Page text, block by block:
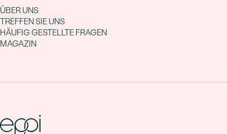
ÜBER UNS
TREFFEN SIE UNS
HÄUFIG GESTELLTE FRAGEN
MAGAZIN